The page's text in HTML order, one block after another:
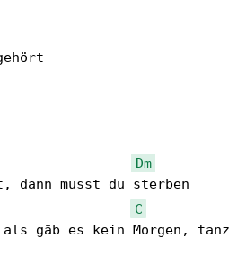
Dm
dann musst du sterben
C
als gäb es kein Morgen, tanz